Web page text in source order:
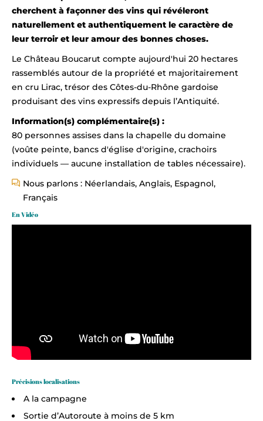
cherchent à façonner des vins qui révéleront
naturellement et authentiquement le caractère de
leur terroir et leur amour des bonnes choses.
Le Château Boucarut compte aujourd'hui 20 hectares
rassemblés autour de la propriété et majoritairement
en cru Lirac, trésor des Côtes-du-Rhône gardoise
produisant des vins expressifs depuis l’Antiquité.
Information(s) complémentaire(s) :
80 personnes assises dans la chapelle du domaine
(voûte peinte, bancs d'église d'origine, crachoirs
individuels — aucune installation de tables nécessaire).
Nous parlons : Néerlandais, Anglais, Espagnol,
Français
En Vidéo
Précisions localisations
A la campagne
Sortie d’Autoroute à moins de 5 km